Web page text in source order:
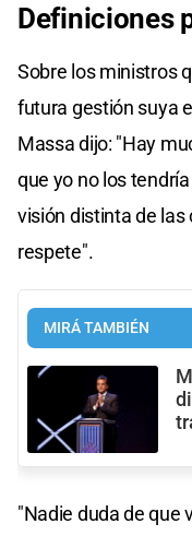
Definiciones
Sobre los ministros
futura gestión suya
Massa dijo: "Hay
que yo no los
visión distinta de las
respete".
MIRÁ TAMBIÉN
"Nadie duda de que